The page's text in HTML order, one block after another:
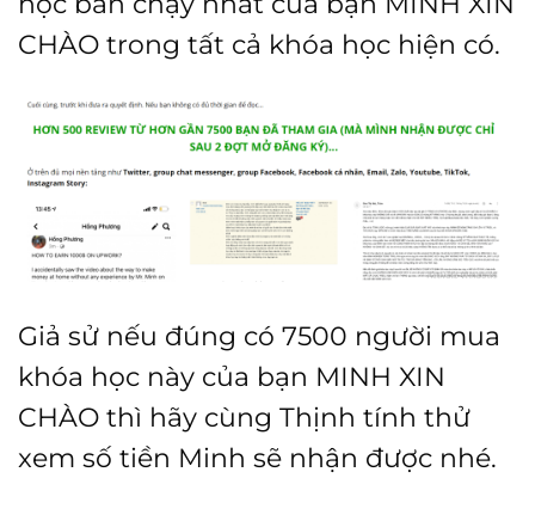
CHÀO trong tất cả khóa học hiện có.
Giả sử nếu đúng có 7500 người mua
khóa học này của bạn MINH XIN
CHÀO thì hãy cùng Thịnh tính thử
xem số tiền Minh sẽ nhận được nhé.